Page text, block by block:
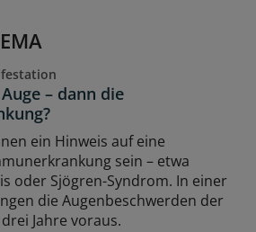
– dann die
ein Hinweis auf eine
sein – etwa
oder Sjögren-Syndrom. In einer
die Augenbeschwerden der
Jahre voraus.